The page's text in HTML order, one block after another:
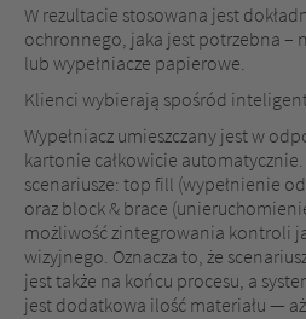
W rezultacie stosowana jest
ochronnego, jaka jest potrzebna –
lub wypełniacze papierowe.
Klienci wybierają spośród
Wypełniacz umieszczany jest w
kartonie całkowicie
scenariusze: top fill (wypełnienie
oraz block & brace
możliwość zintegrowania kontroli
wizyjnego. Oznacza to, że
jest także na końcu procesu, a
jest dodatkowa ilość materiału —